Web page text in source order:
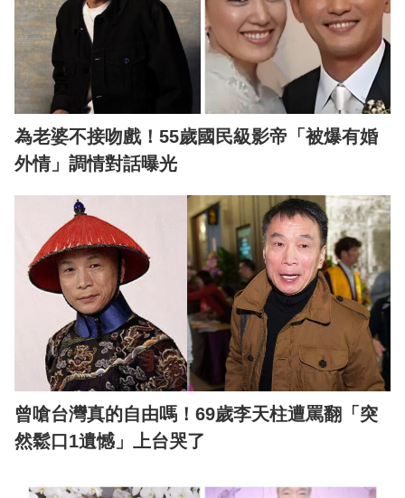
為老婆不接吻戲！55歲國民級影帝「被爆有婚
外情」調情對話曝光
曾嗆台灣真的自由嗎！69歲李天柱遭罵翻「突
然鬆口1遺憾」上台哭了